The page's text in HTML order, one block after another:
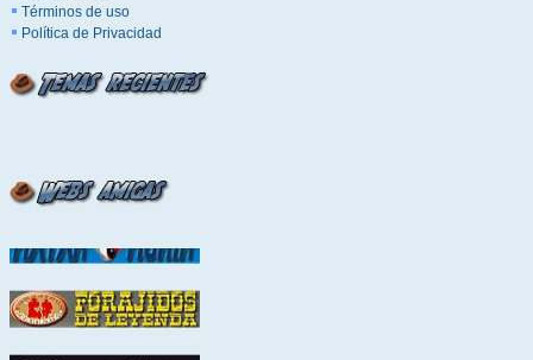
Términos de uso
Política de Privacidad